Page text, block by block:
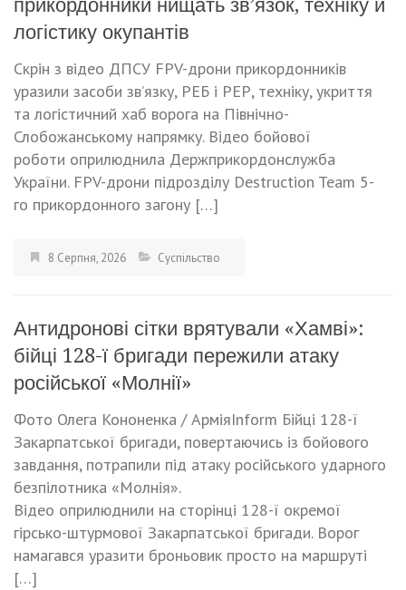
прикордонники нищать зв’язок, техніку й
логістику окупантів
Скрін з відео ДПСУ FPV-дрони прикордонників
уразили засоби зв’язку, РЕБ і РЕР, техніку, укриття
та логістичний хаб ворога на Північно-
Слобожанському напрямку. Відео бойової
роботи оприлюднила Держприкордонслужба
України. FPV-дрони підрозділу Destruction Team 5-
го прикордонного загону […]
8 Серпня, 2026 Суспільство
Антидронові сітки врятували «Хамві»:
бійці 128-ї бригади пережили атаку
російської «Молнії»
Фото Олега Кононенка / АрміяInform Бійці 128-ї
Закарпатської бригади, повертаючись із бойового
завдання, потрапили під атаку російського ударного
безпілотника «Молнія».
Відео оприлюднили на сторінці 128-ї окремої
гірсько-штурмової Закарпатської бригади. Ворог
намагався уразити броньовик просто на маршруті
[…]